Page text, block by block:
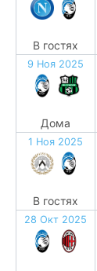
В гостях
9 Ноя 2025
Дома
1 Ноя 2025
В гостях
28 Окт 2025